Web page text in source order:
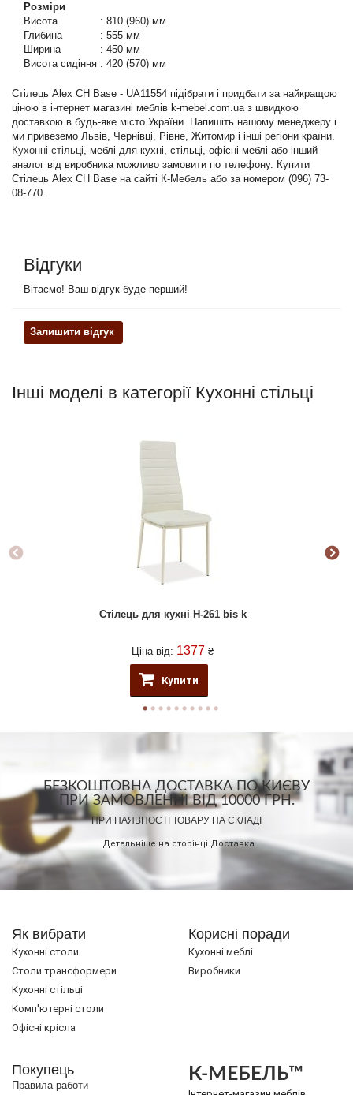
Розміри
Висота
: 810 (960) мм
Глибина
: 555 мм
Ширина
: 450 мм
Висота сидіння : 420 (570) мм
Стілець Alex CH Base - UA11554 підібрати і придбати за найкращою
ціною в інтернет магазині меблів k-mebel.com.ua з швидкою
доставкою в будь-яке місто України. Напишіть нашому менеджеру і
ми привеземо Львів, Чернівці, Рівне, Житомир і інші регіони країни.
Кухонні стільці, меблі для кухні, стільці, офісні меблі або інший
аналог від виробника можливо замовити по телефону. Купити
Стілець Alex CH Base на сайті К-Мебель або за номером (096) 73-
08-770.
Відгуки
Вітаємо! Ваш відгук буде перший!
Залишити відгук
Інші моделі в категорії Кухонні стільці
Стілець для кухні H-261 bis k
Ціна від: 1377 ₴
Купити
БЕЗКОШТОВНА ДОСТАВКА ПО КИЄВУ
ПРИ ЗАМОВЛЕННІ ВІД 10000 ГРН.
ПРИ НАЯВНОСТІ ТОВАРУ НА СКЛАДІ
Детальніше на сторінці Доставка
Як вибрати
Кухонні столи
Cтоли трансформери
Кухонні стільці
Комп'ютерні столи
Офісні крісла
Корисні поради
Кухонні меблі
Виробники
Покупець
Правила работи
К-МЕБЕЛЬ™